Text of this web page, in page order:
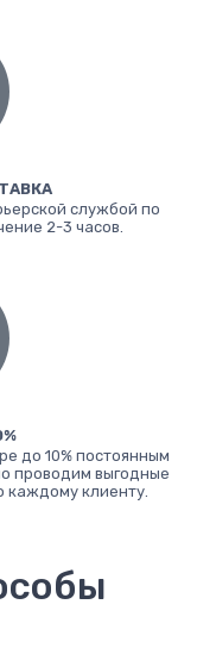
службой по
2-3 часов.
до 10% постоянным
проводим выгодные
каждому клиенту.